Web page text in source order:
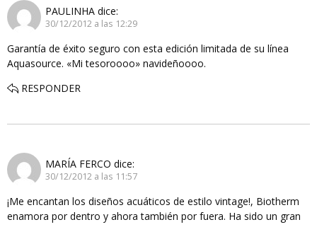
PAULINHA dice:
30/12/2012 a las 12:29
Garantía de éxito seguro con esta edición limitada de su línea
Aquasource. «Mi tesoroooo» navideñoooo.
RESPONDER
MARÍA FERCO dice:
30/12/2012 a las 11:57
¡Me encantan los diseños acuáticos de estilo vintage!, Biotherm
enamora por dentro y ahora también por fuera. Ha sido un gran